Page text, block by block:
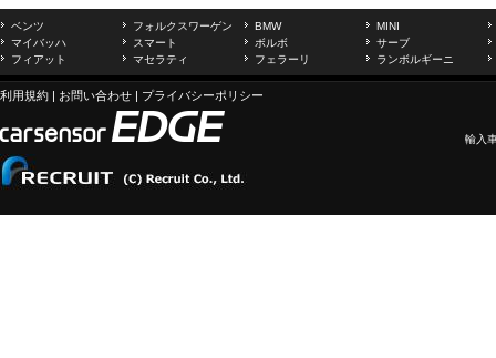
ベンツ フォルクスワーゲン BMW
MINI
マイバッハ
スマート ボルボ
サーブ
フィアット
マセラティ フェラーリ ランボルギーニ
利用規約 | お問い合わせ | プライバシーポリシー
輸入